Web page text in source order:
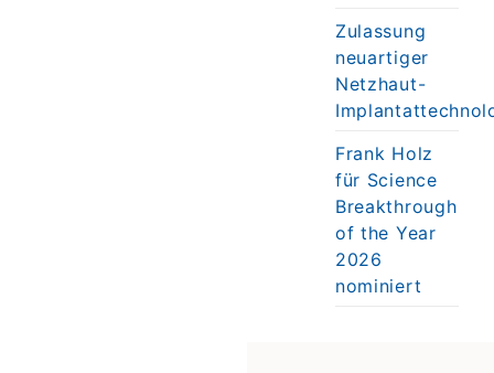
Zulassung
neuartiger
Netzhaut-
Frank Holz
für Science
Breakthrough
of the Year
2026
nominiert